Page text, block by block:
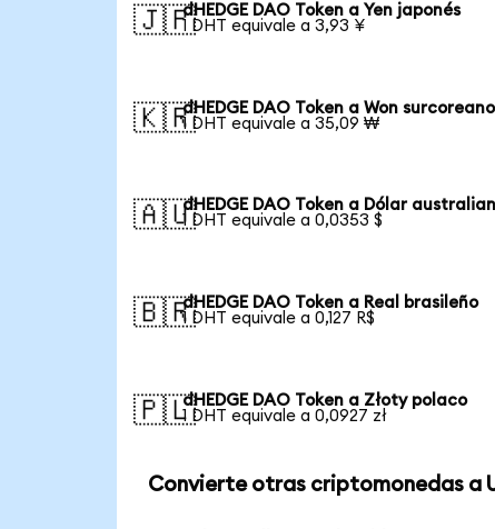
🇯🇵dHEDGE DAO Token a Yen japonés
1 DHT equivale a 3,93 ¥
🇰🇷dHEDGE DAO Token a Won surcoreano
1 DHT equivale a 35,09 ₩
🇦🇺dHEDGE DAO Token a Dólar
1 DHT equivale a 0,0353 $
🇧🇷dHEDGE DAO Token a Real brasileño
1 DHT equivale a 0,127 R$
🇵🇱dHEDGE DAO Token a Złoty polaco
1 DHT equivale a 0,0927 zł
Convierte otras criptomonedas a